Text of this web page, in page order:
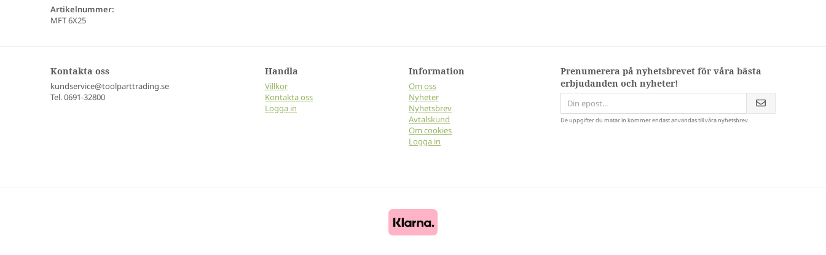
Artikelnummer:
MFT 6X25
Kontakta oss
kundservice@toolparttrading.se
Tel. 0691-32800
Handla
Villkor
Kontakta oss
Logga in
Information
Om oss
Nyheter
Nyhetsbrev
Avtalskund
Om cookies
Logga in
Prenumerera på nyhetsbrevet för våra bästa
erbjudanden och nyheter!
De uppgifter du matar in kommer endast användas till våra nyhetsbrev.